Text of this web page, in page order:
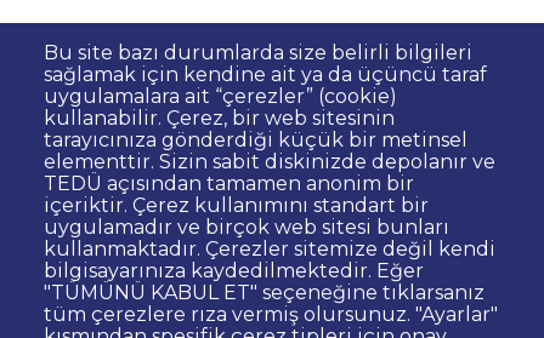
Bu site bazı durumlarda size belirli bilgileri
sağlamak için kendine ait ya da üçüncü taraf
uygulamalara ait “çerezler” (cookie)
kullanabilir. Çerez, bir web sitesinin
tarayıcınıza gönderdiği küçük bir metinsel
elementtir. Sizin sabit diskinizde depolanır ve
TEDÜ açısından tamamen anonim bir
içeriktir. Çerez kullanımını standart bir
uygulamadır ve birçok web sitesi bunları
kullanmaktadır. Çerezler sitemize değil kendi
bilgisayarınıza kaydedilmektedir. Eğer
"TÜMÜNÜ KABUL ET" seçeneğine tıklarsanız
tüm çerezlere rıza vermiş olursunuz. "Ayarlar"
Dipnot
Sıkça Sorulan Sorular
Kişisel Verilerin Korunması
Gizlilik Politikası
Sorumluluk Reddi
Bilgi Edinme
Site Yöneticisi İletişim
İhale ve Satınalma İlanları
Açık Rıza
Kurumsal Kimlik
Web Erişilebilirlik Beyanı